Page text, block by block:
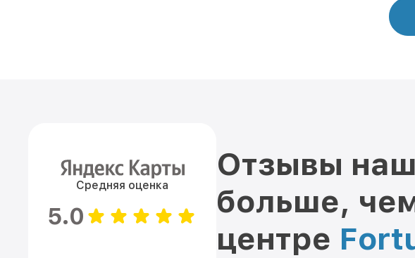
Средняя оценка
5.0
Отзывы
больше,
центре